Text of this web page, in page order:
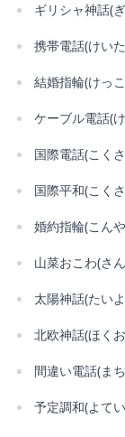
ギリシャ神話(
携帯電話(けい
結婚指輪(けっ
ケーブル電話(
国際電話(こく
国際平和(こく
婚約指輪(こん
山菜おこわ(さ
太陽神話(たい
北欧神話(ほく
間違い電話(ま
予定調和(よて